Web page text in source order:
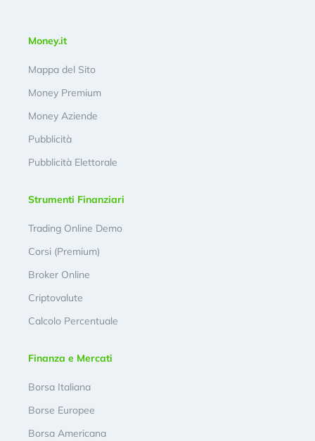
Money.it
Mappa del Sito
Money Premium
Money Aziende
Pubblicità
Pubblicità Elettorale
Strumenti Finanziari
Trading Online Demo
Corsi (Premium)
Broker Online
Criptovalute
Calcolo Percentuale
Finanza e Mercati
Borsa Italiana
Borse Europee
Borsa Americana